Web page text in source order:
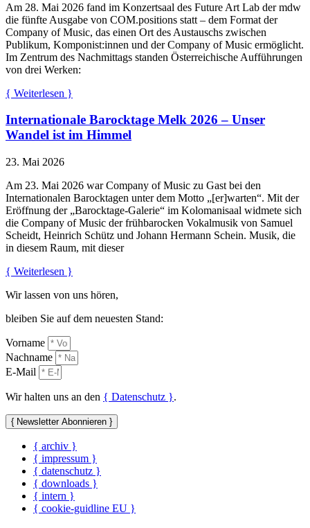
Am 28. Mai 2026 fand im Konzertsaal des Future Art Lab der mdw
die fünfte Ausgabe von COM.positions statt – dem Format der
Company of Music, das einen Ort des Austauschs zwischen
Publikum, Komponist:innen und der Company of Music ermöglicht.
Im Zentrum des Nachmittags standen Österreichische Aufführungen
von drei Werken:
{ Weiterlesen }
Internationale Barocktage Melk 2026 – Unser
Wandel ist im Himmel
23. Mai 2026
Am 23. Mai 2026 war Company of Music zu Gast bei den
Internationalen Barocktagen unter dem Motto „[er]warten“. Mit der
Eröffnung der „Barocktage-Galerie“ im Kolomanisaal widmete sich
die Company of Music der frühbarocken Vokalmusik von Samuel
Scheidt, Heinrich Schütz und Johann Hermann Schein. Musik, die
in diesem Raum, mit dieser
{ Weiterlesen }
Wir lassen von uns hören,
bleiben Sie auf dem neuesten Stand:
Vorname
Nachname
E-Mail
Wir halten uns an den { Datenschutz }.
{ Newsletter Abonnieren }
{ archiv }
{ impressum }
{ datenschutz }
{ downloads }
{ intern }
{ cookie-guidline EU }